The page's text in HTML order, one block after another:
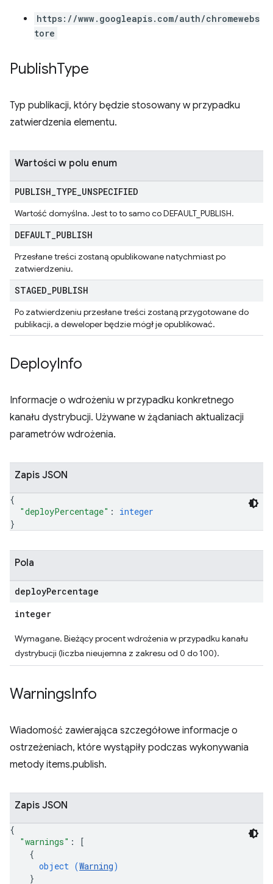
https://www.googleapis.com/auth/chromewebs
tore
PublishType
Typ publikacji, który będzie stosowany w przypadku
zatwierdzenia elementu.
Wartości w polu enum
PUBLISH TYPE UNSPECIFIED
Wartość domyślna. Jest to to samo co DEFAULT_PUBLISH.
DEFAULT PUBLISH
Przesłane treści zostaną opublikowane natychmiast po
zatwierdzeniu.
STAGED PUBLISH
Po zatwierdzeniu przesłane treści zostaną przygotowane do
publikacji, a deweloper będzie mógł je opublikować.
DeployInfo
Informacje o wdrożeniu w przypadku konkretnego
kanału dystrybucji. Używane w żądaniach aktualizacji
parametrów wdrożenia.
Zapis JSON
{
"deployPercentage" : integer
}
Pola
deployPercentage
integer
Wymagane. Bieżący procent wdrożenia w przypadku kanału
dystrybucji (liczba nieujemna z zakresu od 0 do 100).
WarningsInfo
Wiadomość zawierająca szczegółowe informacje o
ostrzeżeniach, które wystąpiły podczas wykonywania
metody items.publish.
Zapis JSON
{
"warnings" :
[
{
object (Warning)
}